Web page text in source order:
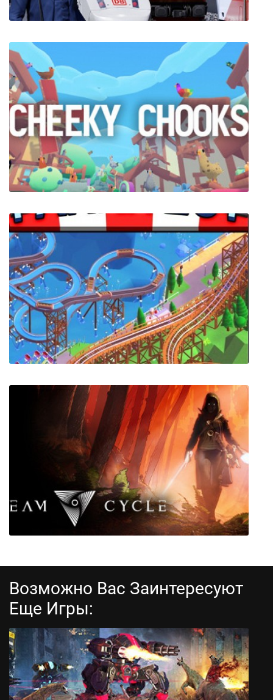
Train Life: A Railway Simulator
Cheeky Chooks
Parkitect
Dream Cycle
Возможно Вас Заинтересуют
Еще Игры: